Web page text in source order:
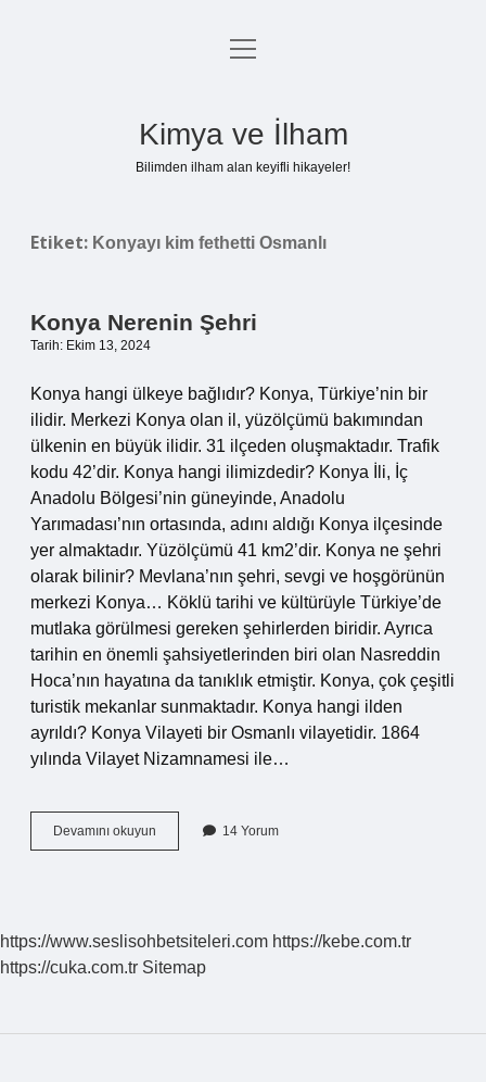
Anasayfa
menüyü
Kimya ve İlham
Bilimden ilham alan keyifli hikayeler!
Etiket: Konyayı kim fethetti Osmanlı
Konya Nerenin Şehri
Tarih: Ekim 13, 2024
Konya hangi ülkeye bağlıdır? Konya, Türkiye’nin bir
ilidir. Merkezi Konya olan il, yüzölçümü bakımından
ülkenin en büyük ilidir. 31 ilçeden oluşmaktadır. Trafik
kodu 42’dir. Konya hangi ilimizdedir? Konya İli, İç
Anadolu Bölgesi’nin güneyinde, Anadolu
Yarımadası’nın ortasında, adını aldığı Konya ilçesinde
yer almaktadır. Yüzölçümü 41 km2’dir. Konya ne şehri
olarak bilinir? Mevlana’nın şehri, sevgi ve hoşgörünün
merkezi Konya… Köklü tarihi ve kültürüyle Türkiye’de
mutlaka görülmesi gereken şehirlerden biridir. Ayrıca
tarihin en önemli şahsiyetlerinden biri olan Nasreddin
Hoca’nın hayatına da tanıklık etmiştir. Konya, çok çeşitli
turistik mekanlar sunmaktadır. Konya hangi ilden
ayrıldı? Konya Vilayeti bir Osmanlı vilayetidir. 1864
yılında Vilayet Nizamnamesi ile…
Devamını okuyun
Nerenin
14 Yorum
https://www.seslisohbetsiteleri.com https://kebe.com.tr
https://cuka.com.tr Sitemap